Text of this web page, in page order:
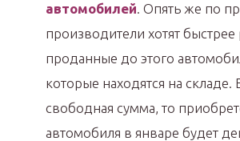
автомобилей. Опять же по
производители хотят быстрее
проданные до этого
которые находятся на складе.
свободная сумма, то
автомобиля в январе будет